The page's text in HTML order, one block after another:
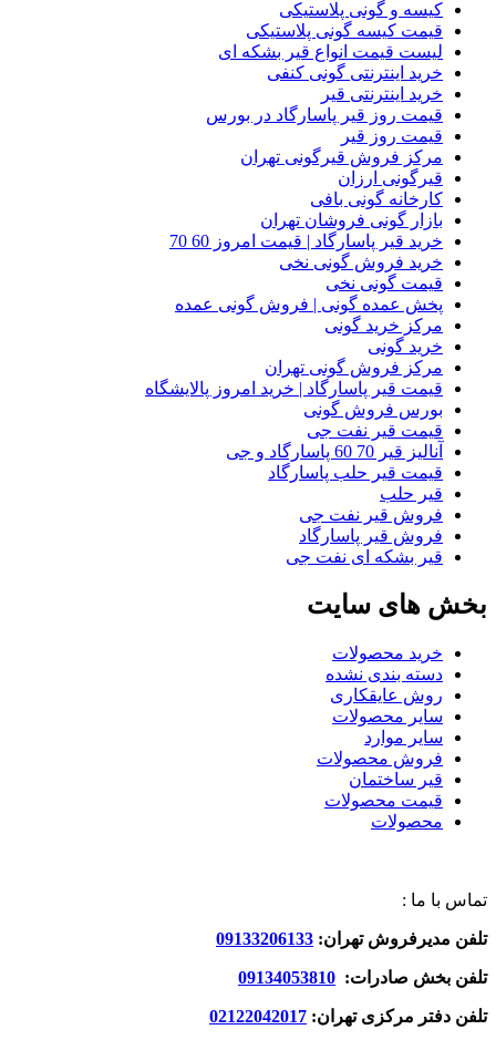
کیسه و گونی پلاستیکی
قیمت کیسه گونی پلاستیکی
لیست قیمت انواع قیر بشکه ای
خرید اینترنتی گونی کنفی
خرید اینترنتی قیر
قیمت روز قیر پاسارگاد در بورس
قیمت روز قیر
مرکز فروش قیرگونی تهران
قیرگونی ارزان
کارخانه گونی بافی
بازار گونی فروشان تهران
خرید قیر پاسارگاد | قیمت امروز 60 70
خرید فروش گونی نخی
قیمت گونی نخی
پخش عمده گونی | فروش گونی عمده
مرکز خرید گونی
خرید گونی
مرکز فروش گونی تهران
قیمت قیر پاسارگاد | خرید امروز پالایشگاه
بورس فروش گونی
قیمت قیر نفت جی
آنالیز قیر 70 60 پاسارگاد و جی
قیمت قیر حلب پاسارگاد
قیر حلب
فروش قیر نفت جی
فروش قیر پاسارگاد
قیر بشکه ای نفت جی
بخش های سایت
خرید محصولات
دسته بندی نشده
روش عایقکاری
سایر محصولات
سایر موارد
فروش محصولات
قیر ساختمان
قیمت محصولات
محصولات
تماس با ما :
تلفن مدیرفروش تهران: 09133206133
تلفن بخش صادرات: 09134053810
تلفن دفتر مرکزی تهران: 02122042017